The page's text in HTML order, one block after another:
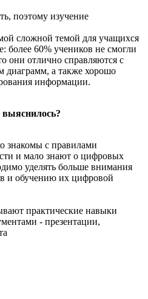
поэтому изучение
сложной темой для учащихся
более 60% учеников не смогли
они отлично справляются с
диаграмм, а также хорошо
информации.
знакомы с правилами
и мало знают о цифровых
уделять больше внимания
и обучению их цифровой
практические навыки
- презентации,